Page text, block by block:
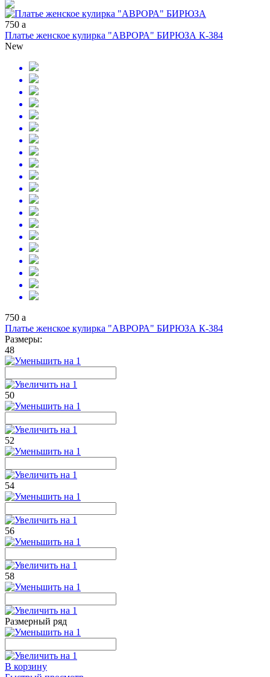
750 a
Платье женское кулирка "АВРОРА" БИРЮЗА К-384
New
750 a
Платье женское кулирка "АВРОРА" БИРЮЗА К-384
Размеры:
48
50
52
54
56
58
Размерный ряд
В корзину